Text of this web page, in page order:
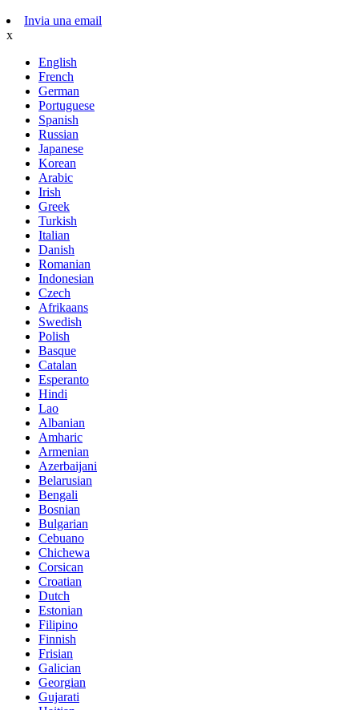
Invia una email
x
English
French
German
Portuguese
Spanish
Russian
Japanese
Korean
Arabic
Irish
Greek
Turkish
Italian
Danish
Romanian
Indonesian
Czech
Afrikaans
Swedish
Polish
Basque
Catalan
Esperanto
Hindi
Lao
Albanian
Amharic
Armenian
Azerbaijani
Belarusian
Bengali
Bosnian
Bulgarian
Cebuano
Chichewa
Corsican
Croatian
Dutch
Estonian
Filipino
Finnish
Frisian
Galician
Georgian
Gujarati